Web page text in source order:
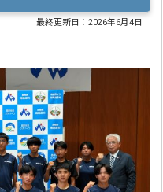
最終更新日：2026年6月4日